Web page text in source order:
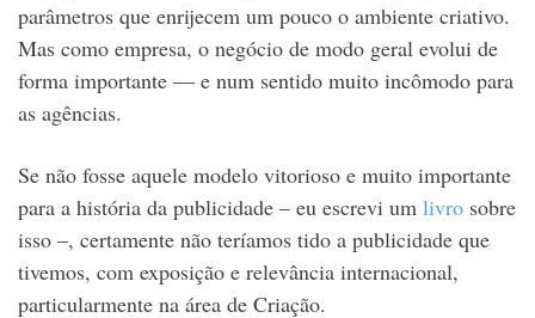
parâmetros que enrijecem um pouco o ambiente criativo.
Mas como empresa, o negócio de modo geral evolui de
forma importante — e num sentido muito incômodo para
as agências.
Se não fosse aquele modelo vitorioso e muito importante
para a história da publicidade – eu escrevi um livro sobre
isso –, certamente não teríamos tido a publicidade que
tivemos, com exposição e relevância internacional,
particularmente na área de Criação.